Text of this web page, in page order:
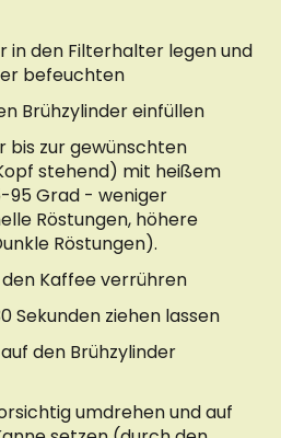
in den Filterhalter legen und
befeuchten
Brühzylinder einfüllen
bis zur gewünschten
stehend) mit heißem
95 Grad - weniger
Röstungen, höhere
Röstungen).
den Kaffee verrühren
Sekunden ziehen lassen
den Brühzylinder
umdrehen und auf